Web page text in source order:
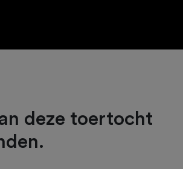
deze toertocht